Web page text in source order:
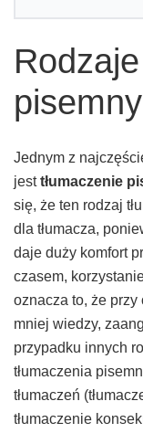
Jednym z
jesttłumaczenie
się, że ten rodzaj
dla tłumacza,
daje duży komfort
czasem,
oznacza to, że przy
mniej wiedzy,
przypadku innych
tłumaczenia
tłumaczeń
tłumaczenie